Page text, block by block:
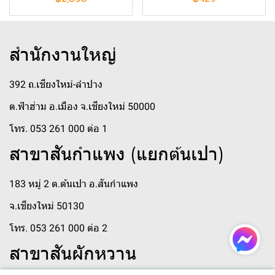
สำนักงานใหญ่
392 ถ.เชียงใหม่-ลำปาง
ต.ฟ้าฮ่าม อ.เมือง จ.เชียงใหม่ 50000
โทร. 053 261 000 ต่อ 1
สาขาสันกำแพง (แยกต้นเปา)
183 หมู่ 2 ต.ต้นเปา อ.สันกำแพง
จ.เชียงใหม่ 50130
โทร. 053 261 000 ต่อ 2
สาขาสันผักหวาน